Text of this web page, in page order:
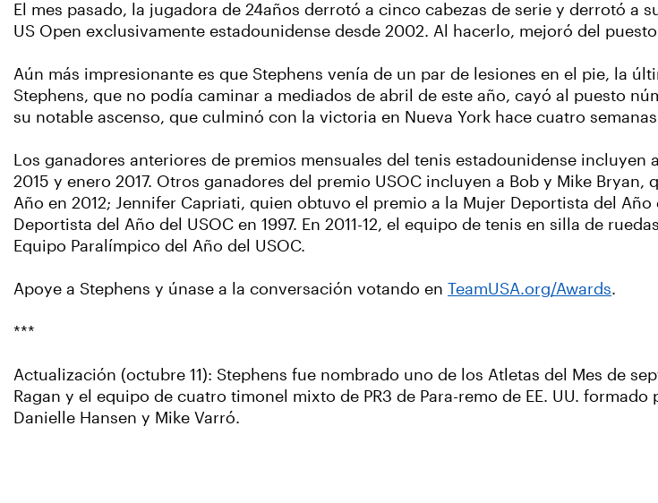
El mes pasado, la jugadora de 24años derrotó a cinco cabezas de serie y derrotó a
US Open exclusivamente estadounidense desde 2002. Al hacerlo, mejoró del
Aún más impresionante es que Stephens venía de un par de lesiones en el pie, la
Stephens, que no podía caminar a mediados de abril de este año, cayó al puesto
su notable ascenso, que culminó con la victoria en Nueva York hace cuatro
Los ganadores anteriores de premios mensuales del tenis estadounidense
2015 y enero 2017. Otros ganadores del premio USOC incluyen a Bob y Mike
Año en 2012; Jennifer Capriati, quien obtuvo el premio a la Mujer Deportista del Año
Deportista del Año del USOC en 1997. En 2011-12, el equipo de tenis en silla de
Equipo Paralímpico del Año del USOC.
Apoye a Stephens y únase a la conversación votando en TeamUSA.org/Awards.
***
Actualización (octubre 11): Stephens fue nombrado uno de los Atletas del Mes de
Ragan y el equipo de cuatro timonel mixto de PR3 de Para-remo de EE. UU.
Danielle Hansen y Mike Varró.